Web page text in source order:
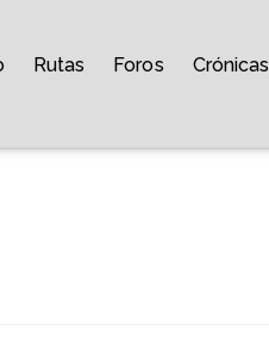
Rutas Foros Crónicas